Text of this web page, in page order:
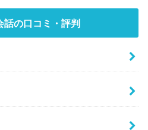
の口コミ・評判